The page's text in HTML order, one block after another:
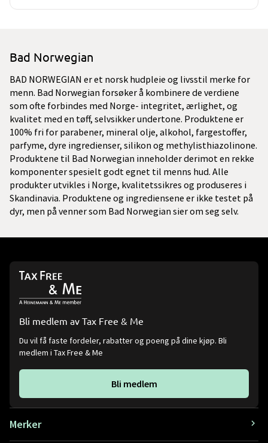
Bad Norwegian
BAD NORWEGIAN er et norsk hudpleie og livsstil merke for
menn. Bad Norwegian forsøker å kombinere de verdiene
som ofte forbindes med Norge- integritet, ærlighet, og
kvalitet med en tøff, selvsikker undertone. Produktene er
100% fri for parabener, mineral olje, alkohol, fargestoffer,
parfyme, dyre ingredienser, silikon og methylisthiazolinone.
Produktene til Bad Norwegian inneholder derimot en rekke
komponenter spesielt godt egnet til menns hud. Alle
produkter utvikles i Norge, kvalitetssikres og produseres i
Skandinavia. Produktene og ingrediensene er ikke testet på
dyr, men på venner som Bad Norwegian sier om seg selv.
Bli medlem av Tax Free & Me
Du vil få faste fordeler, rabatter og poeng på dine kjøp. Bli
medlem i Tax Free & Me
Bli medlem
Merker